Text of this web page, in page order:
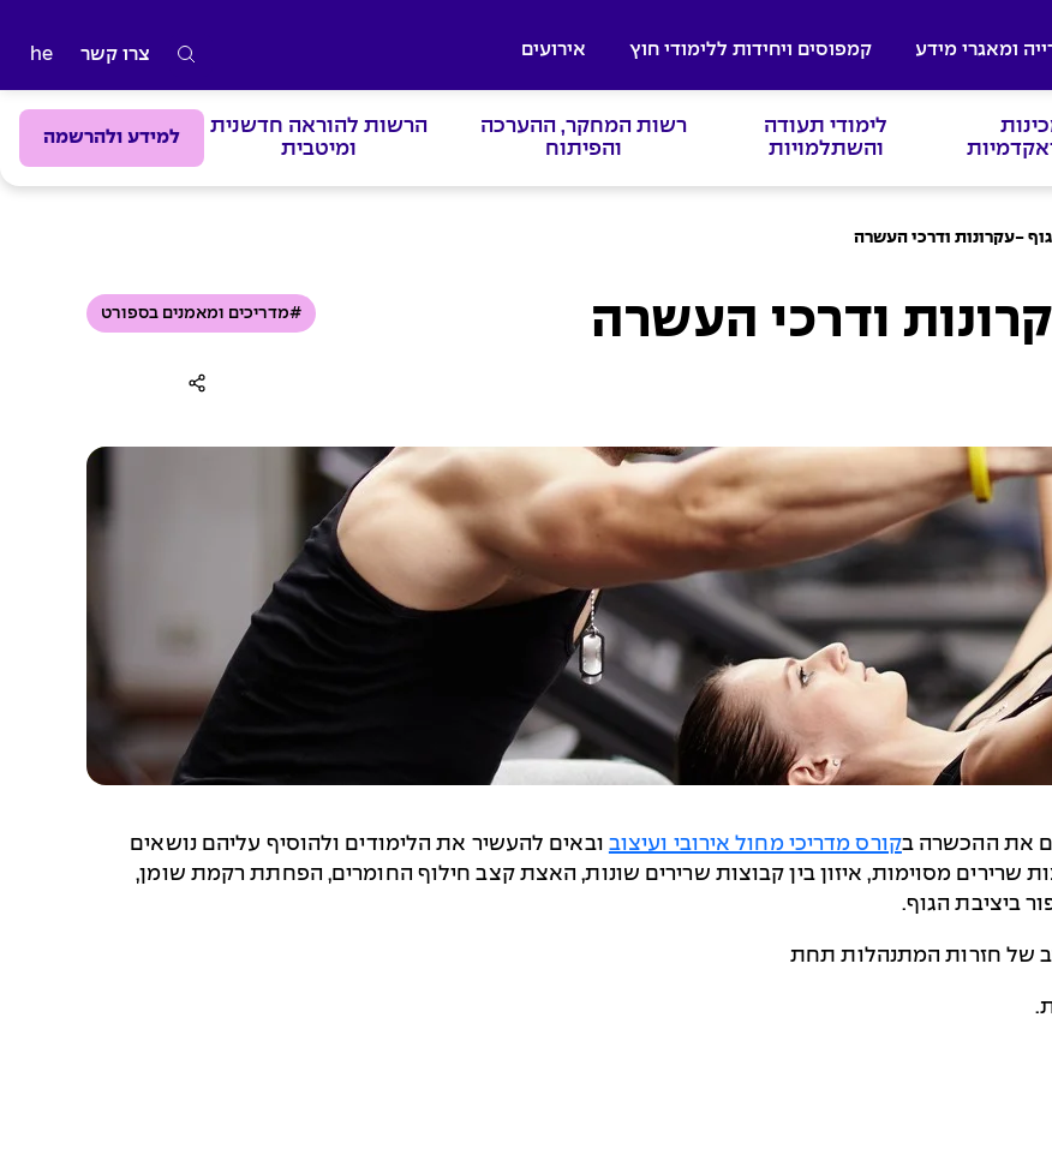
ומאגרי מידע קמפוסים ויחידות ללימודי חוץ
אירועים
ל
ד
י
ם
ח
צרו קשר he
לימודי תעודה
והשתלמויות
רשות המחקר, ההערכה
והפיתוח
הרשות להוראה חדשנית
ומיטבית
למידע ולהרשמה
-עקרונות ודרכי העשרה
ודרכי העשרה #מדריכים ומאמנים בספורט
את ההכשרה בקורס מדריכי מחול אירובי ועיצוב ובאים להעשיר את הלימודים ולהוסיף עליהם נושאים
שרירים מסוימות, איזון בין קבוצות שרירים שונות, האצת קצב חילוף החומרים, הפחתת רקמת שומן,
ביציבת הגוף.
של חזרות המתנהלות תחת